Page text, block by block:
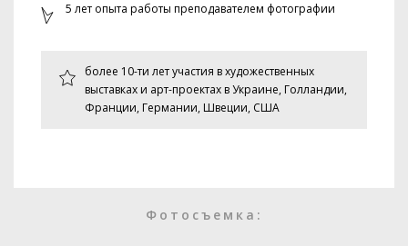
5 лет опыта работы преподавателем фотографии
более 10-ти лет участия в художественных
выставках и арт-проектах в Украине, Голландии,
Франции, Германии, Швеции, США
Фотосъемка: